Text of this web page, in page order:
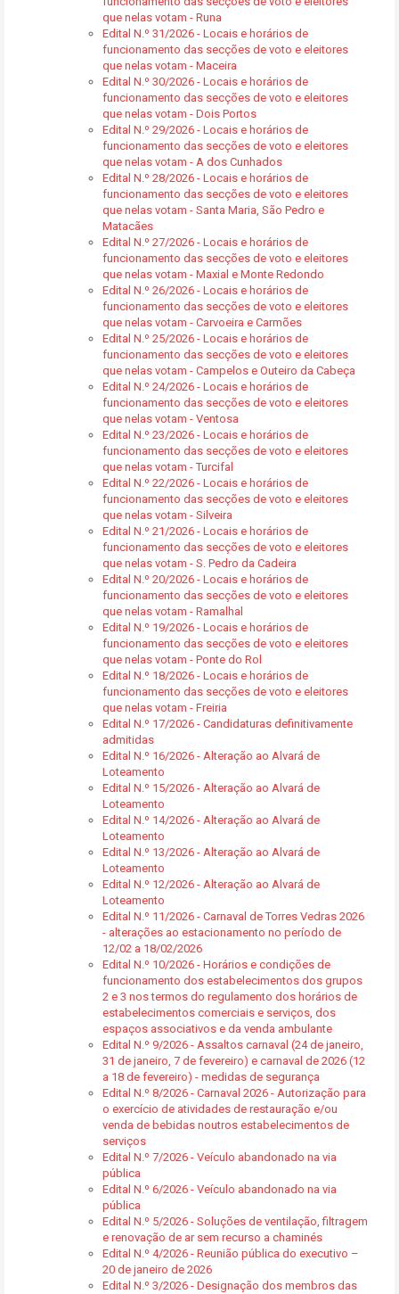
que nelas votam - Runa
Edital N.º 31/2026 - Locais e horários de
funcionamento das secções de voto e eleitores
que nelas votam - Maceira
Edital N.º 30/2026 - Locais e horários de
funcionamento das secções de voto e eleitores
que nelas votam - Dois Portos
Edital N.º 29/2026 - Locais e horários de
funcionamento das secções de voto e eleitores
que nelas votam - A dos Cunhados
Edital N.º 28/2026 - Locais e horários de
funcionamento das secções de voto e eleitores
que nelas votam - Santa Maria, São Pedro e
Matacães
Edital N.º 27/2026 - Locais e horários de
funcionamento das secções de voto e eleitores
que nelas votam - Maxial e Monte Redondo
Edital N.º 26/2026 - Locais e horários de
funcionamento das secções de voto e eleitores
que nelas votam - Carvoeira e Carmões
Edital N.º 25/2026 - Locais e horários de
funcionamento das secções de voto e eleitores
que nelas votam - Campelos e Outeiro da Cabeça
Edital N.º 24/2026 - Locais e horários de
funcionamento das secções de voto e eleitores
que nelas votam - Ventosa
Edital N.º 23/2026 - Locais e horários de
funcionamento das secções de voto e eleitores
que nelas votam - Turcifal
Edital N.º 22/2026 - Locais e horários de
funcionamento das secções de voto e eleitores
que nelas votam - Silveira
Edital N.º 21/2026 - Locais e horários de
funcionamento das secções de voto e eleitores
que nelas votam - S. Pedro da Cadeira
Edital N.º 20/2026 - Locais e horários de
funcionamento das secções de voto e eleitores
que nelas votam - Ramalhal
Edital N.º 19/2026 - Locais e horários de
funcionamento das secções de voto e eleitores
que nelas votam - Ponte do Rol
Edital N.º 18/2026 - Locais e horários de
funcionamento das secções de voto e eleitores
que nelas votam - Freiria
Edital N.º 17/2026 - Candidaturas definitivamente
admitidas
Edital N.º 16/2026 - Alteração ao Alvará de
Loteamento
Edital N.º 15/2026 - Alteração ao Alvará de
Loteamento
Edital N.º 14/2026 - Alteração ao Alvará de
Loteamento
Edital N.º 13/2026 - Alteração ao Alvará de
Loteamento
Edital N.º 12/2026 - Alteração ao Alvará de
Loteamento
Edital N.º 11/2026 - Carnaval de Torres Vedras 2026
- alterações ao estacionamento no período de
12/02 a 18/02/2026
Edital N.º 10/2026 - Horários e condições de
funcionamento dos estabelecimentos dos grupos
2 e 3 nos termos do regulamento dos horários de
estabelecimentos comerciais e serviços, dos
espaços associativos e da venda ambulante
Edital N.º 9/2026 - Assaltos carnaval (24 de janeiro,
31 de janeiro, 7 de fevereiro) e carnaval de 2026 (12
a 18 de fevereiro) - medidas de segurança
Edital N.º 8/2026 - Carnaval 2026 - Autorização para
o exercício de atividades de restauração e/ou
venda de bebidas noutros estabelecimentos de
serviços
Edital N.º 7/2026 - Veículo abandonado na via
pública
Edital N.º 6/2026 - Veículo abandonado na via
pública
Edital N.º 5/2026 - Soluções de ventilação, filtragem
e renovação de ar sem recurso a chaminés
Edital N.º 4/2026 - Reunião pública do executivo –
20 de janeiro de 2026
Edital N.º 3/2026 - Designação dos membros das